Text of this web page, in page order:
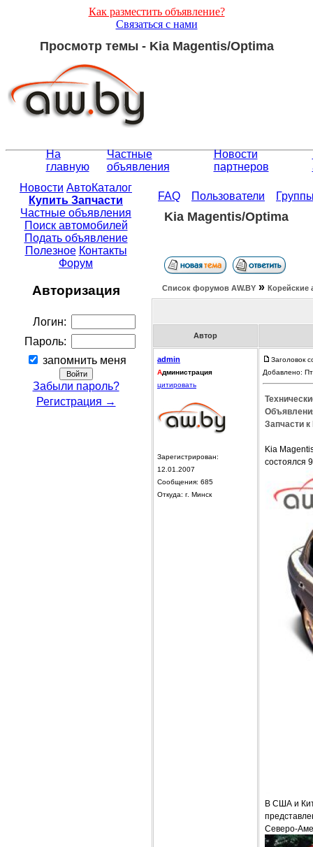
Как разместить объявление?
Связаться с нами
Просмотр темы - Kia Magentis/Optima
На
главную
Частные
объявления
Новости
партнеров
Новости АвтоКаталог
Купить Запчасти
Частные объявления
Поиск автомобилей
Подать объявление
Полезное Контакты
Форум
Авторизация
Логин:
Пароль:
запомнить меня
Забыли пароль?
Регистрация →
FAQ Пользователи
Kia Magentis/Optima
Список форумов АW.BY » Корейские
Автор
admin
Администрация
цитировать
Зарегистрирован:
12.01.2007
Сообщения: 685
Откуда: г. Минск
Заголовок
Добавлено:
Запчасти
Kia
состоялся
В США и
Северо-